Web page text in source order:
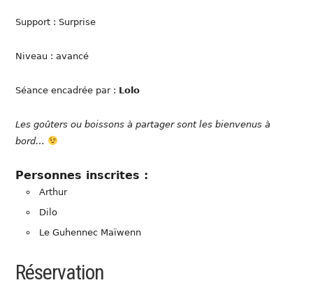
Support : Surprise
Niveau : avancé
Séance encadrée par : Lolo
Les goûters ou boissons à partager sont les bienvenus à
bord…
Personnes inscrites :
Arthur
Dilo
Le Guhennec Maïwenn
Réservation